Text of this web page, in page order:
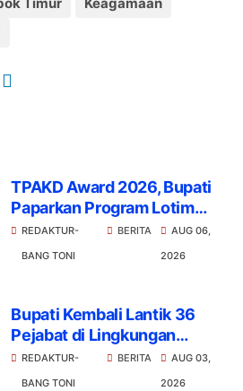
Timur
Keagamaan
TPAKD Award 2026, Bupati
Paparkan Program Lotim
Berkembang dan Porang
REDAKTUR-
BANG TONI
BERITA
AUG 06,
2026
Bupati Kembali Lantik 36
Pejabat di Lingkungan
Pemkab Lombok Timur,
Berikut Daftarnya
REDAKTUR-
BANG TONI
BERITA
AUG 03,
2026